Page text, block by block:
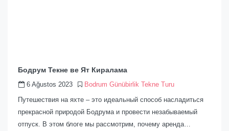
Бодрум Текне ве Ят Киралама
6 Ağustos 2023
Bodrum Günübirlik Tekne Turu
Путешествия на яхте – это идеальный способ насладиться
прекрасной природой Бодрума и провести незабываемый
отпуск. В этом блоге мы рассмотрим, почему аренда…